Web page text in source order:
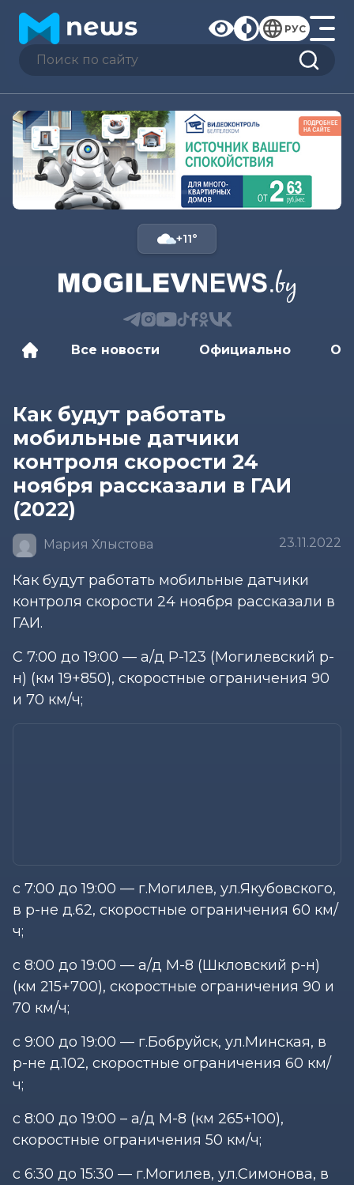
РУС
+11°
Все новости Официально
Как будут работать
мобильные датчики
контроля скорости 24
ноября рассказали в ГАИ
(2022)
Мария Хлыстова 23.11.2022
Как будут работать мобильные датчики
контроля скорости 24 ноября рассказали в
ГАИ.
С 7:00 до 19:00 — а/д Р-123 (Могилевский р-
н) (км 19+850), скоростные ограничения 90
и 70 км/ч;
с 7:00 до 19:00 — г.Могилев, ул.Якубовского,
в р-не д.62, скоростные ограничения 60 км/
ч;
с 8:00 до 19:00 — а/д М-8 (Шкловский р-н)
(км 215+700), скоростные ограничения 90 и
70 км/ч;
с 9:00 до 19:00 — г.Бобруйск, ул.Минская, в
р-не д.102, скоростные ограничения 60 км/
ч;
с 8:00 до 19:00 – а/д М-8 (км 265+100),
скоростные ограничения 50 км/ч;
с 6:30 до 15:30 — г.Могилев, ул.Симонова, в